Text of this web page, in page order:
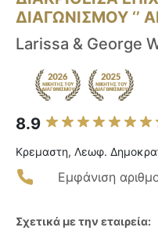
ΔΙΑΓΩΝΙΣΜΟΥ ‘’
Larissa & George
8.9
Κρεμαστη, Λεωφ.
Εμφάνιση
Σχετικά με την εταιρεία: